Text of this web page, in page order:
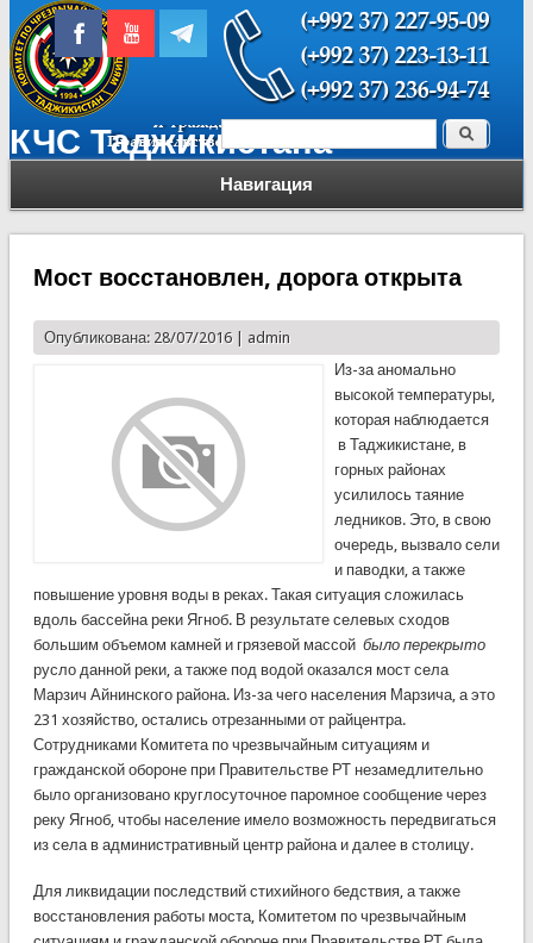
КЧС Таджикистана
Навигация
Форма поиска Поиск
Мост восстановлен, дорога открыта
Опубликована: 28/07/2016 | admin
Из-за аномально
высокой температуры,
которая наблюдается
в Таджикистане, в
горных районах
усилилось таяние
ледников. Это, в свою
очередь, вызвало сели
и паводки, а также
повышение уровня воды в реках. Такая ситуация сложилась
вдоль бассейна реки Ягноб. В результате селевых сходов
большим объемом камней и грязевой массой было перекрыто
русло данной реки, а также под водой оказался мост села
Марзич Айнинского района. Из-за чего населения Марзича, а это
231 хозяйство, остались отрезанными от райцентра.
Сотрудниками Комитета по чрезвычайным ситуациям и
гражданской обороне при Правительстве РТ незамедлительно
было организовано круглосуточное паромное сообщение через
реку Ягноб, чтобы население имело возможность передвигаться
из села в административный центр района и далее в столицу.
Для ликвидации последствий стихийного бедствия, а также
восстановления работы моста, Комитетом по чрезвычайным